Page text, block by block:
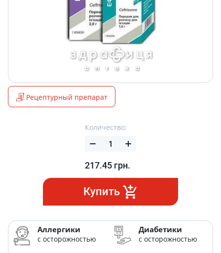
Рецептурный препарат
Количество:
217.45 грн.
Купить
Аллергики
с осторожностью
Диабетики
с осторожностью